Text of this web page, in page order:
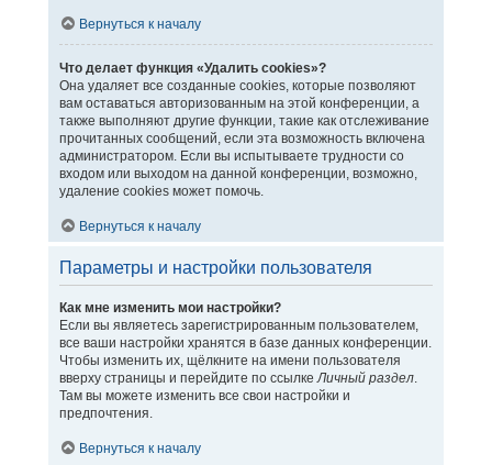
Вернуться к началу
Что делает функция «Удалить cookies»?
Она удаляет все созданные cookies, которые позволяют
вам оставаться авторизованным на этой конференции, а
также выполняют другие функции, такие как отслеживание
прочитанных сообщений, если эта возможность включена
администратором. Если вы испытываете трудности со
входом или выходом на данной конференции, возможно,
удаление cookies может помочь.
Вернуться к началу
Параметры и настройки пользователя
Как мне изменить мои настройки?
Если вы являетесь зарегистрированным пользователем,
все ваши настройки хранятся в базе данных конференции.
Чтобы изменить их, щёлкните на имени пользователя
вверху страницы и перейдите по ссылкеЛичный раздел.
Там вы можете изменить все свои настройки и
предпочтения.
Вернуться к началу